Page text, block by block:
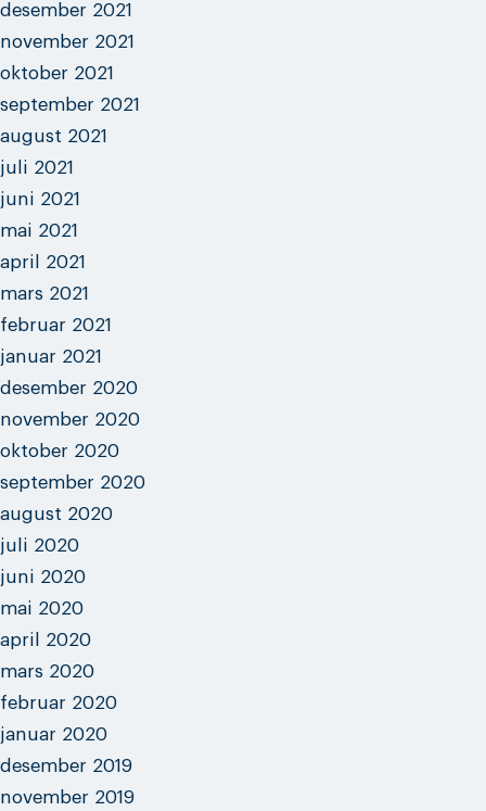
desember 2021
november 2021
oktober 2021
september 2021
august 2021
juli 2021
juni 2021
mai 2021
april 2021
mars 2021
februar 2021
januar 2021
desember 2020
november 2020
oktober 2020
september 2020
august 2020
juli 2020
juni 2020
mai 2020
april 2020
mars 2020
februar 2020
januar 2020
desember 2019
november 2019